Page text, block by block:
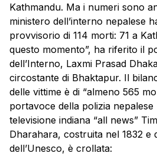
Kathmandu. Ma i numeri sono
ministero dell’interno nepalese
provvisorio di 114 morti: 71 a
questo momento”, ha riferito il
dell’Interno, Laxmi Prasad
circostante di Bhaktapur. Il
delle vittime è di “almeno 565
portavoce della polizia nepalese
televisione indiana “all news”
Dharahara, costruita nel 1832 e
dell’Unesco, è crollata: